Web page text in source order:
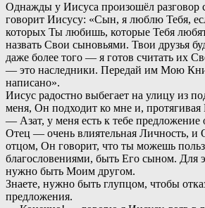
Однажды у Иисуса произошёл разговор
говорит Иисусу: «Сын, я люблю Тебя,
которых Ты любишь, которые Тебя
назвать Свои сыновьями. Твои друзья
даже более того — я готов считать их
— это наследники. Передай им Мою
написано».
Иисус радостно выбегает на улицу из
меня, Он подходит ко мне и, протягивая
— Азат, у меня есть к тебе
Отец — очень влиятельная Личность, и
отцом, Он говорит, что ты можешь
благословениями, быть Его сыном. Для
нужно быть Моим другом.
Знаете, нужно быть глупцом, чтобы
предложения.